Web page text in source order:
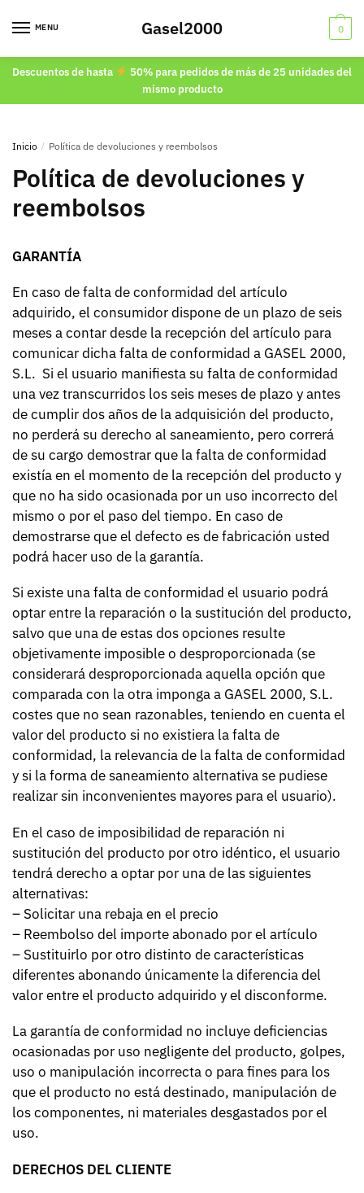
MENU Gasel2000 0
Descuentos de hasta
50% para pedidos de más de 25 unidades del
mismo producto
Inicio / Política de devoluciones y reembolsos
Política de devoluciones y
reembolsos
GARANTÍA
En caso de falta de conformidad del artículo
adquirido, el consumidor dispone de un plazo de seis
meses a contar desde la recepción del artículo para
comunicar dicha falta de conformidad a GASEL 2000,
S.L. Si el usuario manifiesta su falta de conformidad
una vez transcurridos los seis meses de plazo y antes
de cumplir dos años de la adquisición del producto,
no perderá su derecho al saneamiento, pero correrá
de su cargo demostrar que la falta de conformidad
existía en el momento de la recepción del producto y
que no ha sido ocasionada por un uso incorrecto del
mismo o por el paso del tiempo. En caso de
demostrarse que el defecto es de fabricación usted
podrá hacer uso de la garantía.
Si existe una falta de conformidad el usuario podrá
optar entre la reparación o la sustitución del producto,
salvo que una de estas dos opciones resulte
objetivamente imposible o desproporcionada (se
considerará desproporcionada aquella opción que
comparada con la otra imponga a GASEL 2000, S.L.
costes que no sean razonables, teniendo en cuenta el
valor del producto si no existiera la falta de
conformidad, la relevancia de la falta de conformidad
y si la forma de saneamiento alternativa se pudiese
realizar sin inconvenientes mayores para el usuario).
En el caso de imposibilidad de reparación ni
sustitución del producto por otro idéntico, el usuario
tendrá derecho a optar por una de las siguientes
alternativas:
– Solicitar una rebaja en el precio
– Reembolso del importe abonado por el artículo
– Sustituirlo por otro distinto de características
diferentes abonando únicamente la diferencia del
valor entre el producto adquirido y el disconforme.
La garantía de conformidad no incluye deficiencias
ocasionadas por uso negligente del producto, golpes,
uso o manipulación incorrecta o para fines para los
que el producto no está destinado, manipulación de
los componentes, ni materiales desgastados por el
uso.
DERECHOS DEL CLIENTE